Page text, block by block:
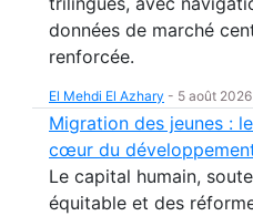
données de marché
renforcée.
El Mehdi El Azhary - 5 août 2026
Migration des jeunes :
cœur du
Le capital humain,
équitable et des